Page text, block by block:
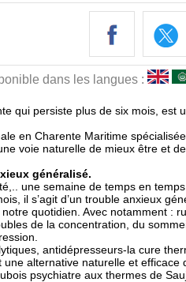
dans les langues :
qui persiste plus de six mois, est
en Charente Maritime
voie naturelle de mieux être et
généralisé.
une semaine de temps en
il s’agit d’un trouble anxieux
quotidien. Avec notamment :
de la concentration, du
antidépresseurs-la cure
alternative naturelle et efficace
psychiatre aux thermes de